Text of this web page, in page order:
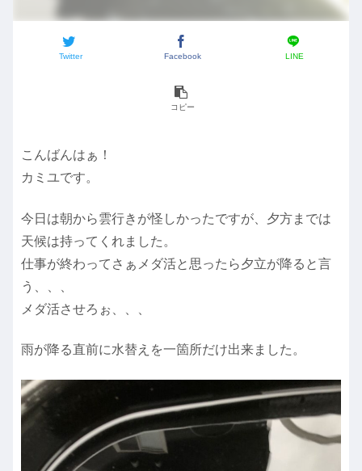
Twitter Facebook LINE
コピー
こんばんはぁ！
カミユです。
今日は朝から雲行きが怪しかったですが、夕方までは
天候は持ってくれました。
仕事が終わってさぁメダ活と思ったら夕立が降ると言
う、、、
メダ活させろぉ、、、
雨が降る直前に水替えを一箇所だけ出来ました。